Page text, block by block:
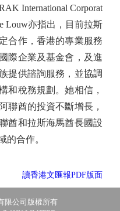
International Corporat
Louw亦指出，目前拉斯
合作，香港的專業服務
際企業及基金會，及進
提供諮詢服務，並協調
和稅務規劃。她相信，
聯酋的投資不斷增長，
酋和拉斯海馬酋長國設
的合作。
讀香港文匯報PDF版面
限公司版權所有